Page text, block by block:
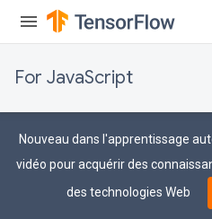
For JavaScript
Nouveau dans l'apprentissage
vidéo pour acquérir des
des technologies Web